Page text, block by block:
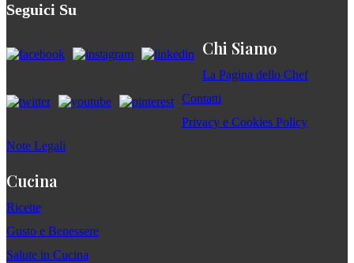
Seguici Su
Chi Siamo
La Pagina dello Chef
Contatti
Privacy e Cookies Policy
Note Legali
Cucina
Ricette
Gusto e Benessere
Salute in Cucina